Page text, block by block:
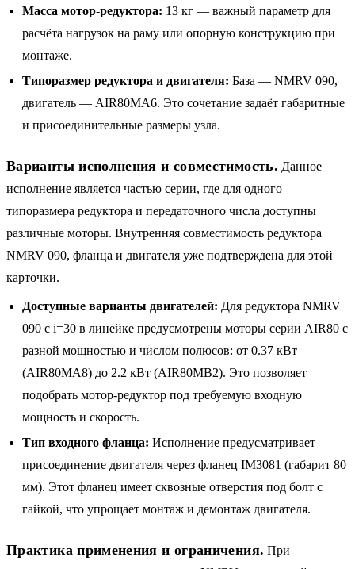
Масса мотор-редуктора: 13 кг — важный параметр для
расчёта нагрузок на раму или опорную конструкцию при
монтаже.
Типоразмер редуктора и двигателя: База — NMRV 090,
двигатель — AIR80MA6. Это сочетание задаёт габаритные
и присоединительные размеры узла.
Варианты исполнения и совместимость. Данное
исполнение является частью серии, где для одного
типоразмера редуктора и передаточного числа доступны
различные моторы. Внутренняя совместимость редуктора
NMRV 090, фланца и двигателя уже подтверждена для этой
карточки.
Доступные варианты двигателей: Для редуктора NMRV
090 с i=30 в линейке предусмотрены моторы серии AIR80 с
разной мощностью и числом полюсов: от 0.37 кВт
(AIR80MA8) до 2.2 кВт (AIR80MB2). Это позволяет
подобрать мотор-редуктор под требуемую входную
мощность и скорость.
Тип входного фланца: Исполнение предусматривает
присоединение двигателя через фланец IM3081 (габарит 80
мм). Этот фланец имеет сквозные отверстия под болт с
гайкой, что упрощает монтаж и демонтаж двигателя.
Практика применения и ограничения. При